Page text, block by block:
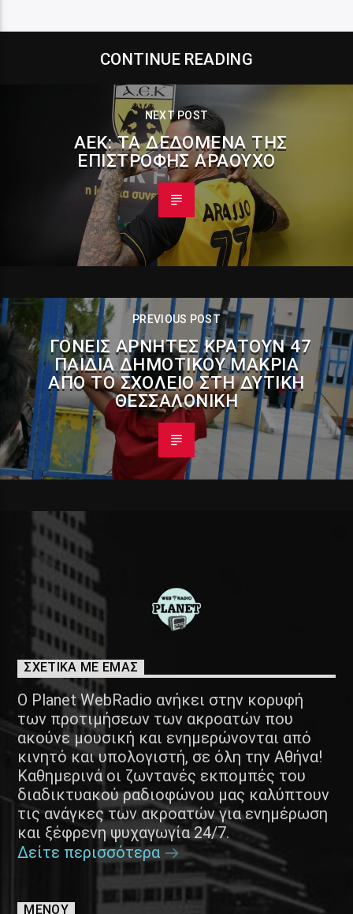
CONTINUE READING
NEXT POST
AEΚ: ΤΑ ΔΕΔΟΜΈΝΑ ΤΗΣ
ΕΠΙΣΤΡΟΦΉΣ ΑΡΑΟΎΧΟ
PREVIOUS POST
ΓΟΝΕΊΣ ΑΡΝΗΤΈΣ ΚΡΑΤΟΎΝ 47
ΠΑΙΔΙΆ ΔΗΜΟΤΙΚΟΎ ΜΑΚΡΙΆ
ΑΠΌ ΤΟ ΣΧΟΛΕΊΟ ΣΤΗ ΔΥΤΙΚΉ
ΘΕΣΣΑΛΟΝΊΚΗ
ΣΧΕΤΙΚΑ ΜΕ ΕΜΑΣ
Ο Planet WebRadio ανήκει στην κορυφή
των προτιμήσεων των ακροατών που
ακούνε μουσική και ενημερώνονται από
κινητό και υπολογιστή, σε όλη την Αθήνα!
Καθημερινά οι ζωντανές εκπομπές του
διαδικτυακού ραδιοφώνου μας καλύπτουν
τις ανάγκες των ακροατών για ενημέρωση
και ξέφρενη ψυχαγωγία 24/7.
Δείτε περισσότερα
ΜΕΝΟΥ